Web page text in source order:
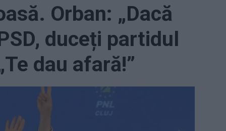
Orban: „Dacă
duceți partidul
dau afară!”